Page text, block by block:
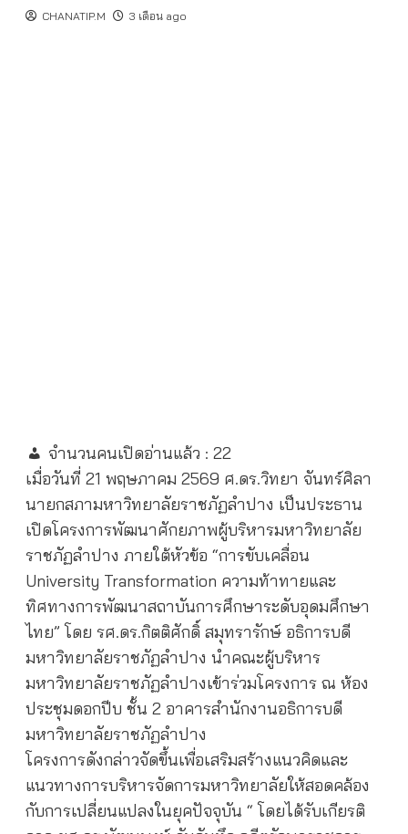
CHANATIP.M 3 เดือน ago
จำนวนคนเปิดอ่านแล้ว : 22
เมื่อวันที่ 21 พฤษภาคม 2569 ศ.ดร.วิทยา จันทร์ศิลา
นายกสภามหาวิทยาลัยราชภัฏลำปาง เป็นประธาน
เปิดโครงการพัฒนาศักยภาพผู้บริหารมหาวิทยาลัย
ราชภัฏลำปาง ภายใต้หัวข้อ “การขับเคลื่อน
University Transformation ความท้าทายและ
ทิศทางการพัฒนาสถาบันการศึกษาระดับอุดมศึกษา
ไทย” โดย รศ.ดร.กิตติศักดิ์ สมุทรารักษ์ อธิการบดี
มหาวิทยาลัยราชภัฏลำปาง นำคณะผู้บริหาร
มหาวิทยาลัยราชภัฏลำปางเข้าร่วมโครงการ ณ ห้อง
ประชุมดอกปีบ ชั้น 2 อาคารสำนักงานอธิการบดี
มหาวิทยาลัยราชภัฏลำปาง
โครงการดังกล่าวจัดขึ้นเพื่อเสริมสร้างแนวคิดและ
แนวทางการบริหารจัดการมหาวิทยาลัยให้สอดคล้อง
กับการเปลี่ยนแปลงในยุคปัจจุบัน “ โดยได้รับเกียรติ